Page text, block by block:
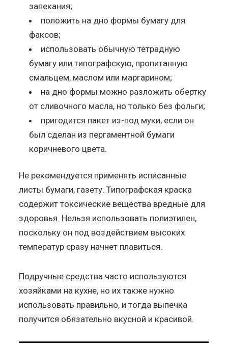
запекания;
положить на дно формы бумагу для
факсов;
использовать обычную тетрадную
бумагу или типографскую, пропитанную
смальцем, маслом или маргарином;
на дно формы можно разложить обертку
от сливочного масла, но только без фольги;
пригодится пакет из-под муки, если он
был сделан из пергаментной бумаги
коричневого цвета.
Не рекомендуется применять исписанные
листы бумаги, газету. Типографская краска
содержит токсические вещества вредные для
здоровья. Нельзя использовать полиэтилен,
поскольку он под воздействием высоких
температур сразу начнет плавиться.
Подручные средства часто используются
хозяйками на кухне, но их также нужно
использовать правильно, и тогда выпечка
получится обязательно вкусной и красивой.